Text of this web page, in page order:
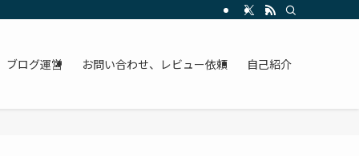
ブログ運営 お問い合わせ、レビュー依頼 自己紹介